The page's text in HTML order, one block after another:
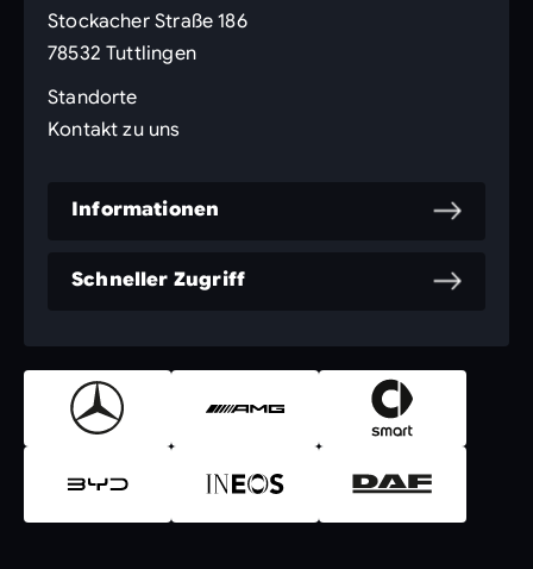
Stockacher Straße 186
78532 Tuttlingen
Standorte
Kontakt zu uns
Informationen
Schneller Zugriff